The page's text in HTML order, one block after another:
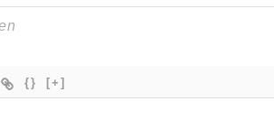
{} [+]